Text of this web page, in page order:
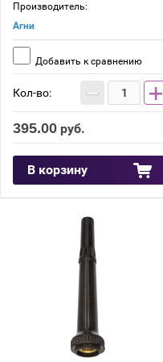
Производитель:
Агни
Добавить к сравнению
Кол-во: − +
395.00 руб.
В корзину